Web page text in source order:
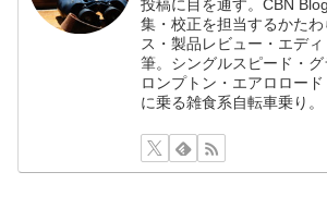
投稿に目を通す。CBN
集・校正を担当するかた
ス・製品レビュー・エデ
筆。シングルスピード・
ロンプトン・エアロロー
に乗る雑食系自転車乗り。